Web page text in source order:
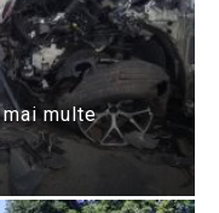
mai multe